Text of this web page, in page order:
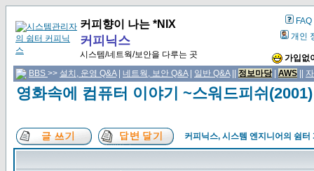
커피향이 나는 *NIX
커피닉스
시스템/네트웍/보안을 다루는 곳
FAQ
개인
가입없
BBS >> 설치, 운영 Q&A| 네트웍, 보안 Q&A| 일반 Q&A|| 정보마당| AWS
영화속에 컴퓨터 이야기 ~스워드피쉬(2001)
커피닉스, 시스템 엔지니어의 쉼터